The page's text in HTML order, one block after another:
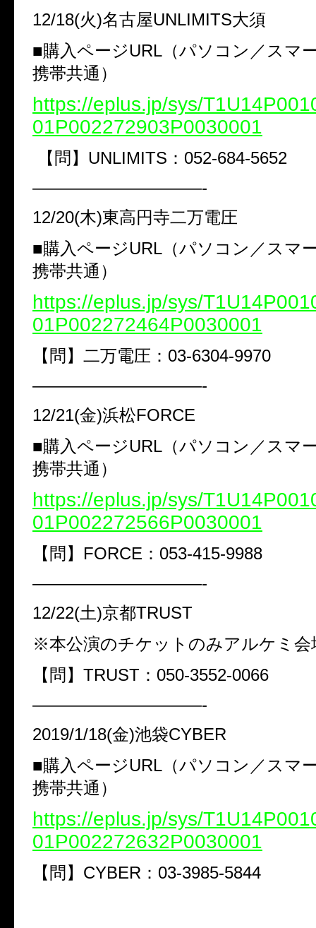
12/18(火)名古屋UNLIMITS大須
■購入ページURL（パソコン／スマ
携帯共通）
https://eplus.jp/sys/
01P002272903P0030001
【問】UNLIMITS：052-684-5652
——————————-
12/20(木)東高円寺二万電圧
■購入ページURL（パソコン／スマ
携帯共通）
https://eplus.jp/sys/
01P002272464P0030001
【問】二万電圧：03-6304-9970
——————————-
12/21(金)浜松FORCE
■購入ページURL（パソコン／スマ
携帯共通）
https://eplus.jp/sys/
01P002272566P0030001
【問】FORCE：053-415-9988
——————————-
12/22(土)京都TRUST
※本公演のチケットのみアルケミ会
【問】TRUST：050-3552-0066
——————————-
2019/1/18(金)池袋CYBER
■購入ページURL（パソコン／スマ
携帯共通）
https://eplus.jp/sys/
01P002272632P0030001
【問】CYBER：03-3985-5844